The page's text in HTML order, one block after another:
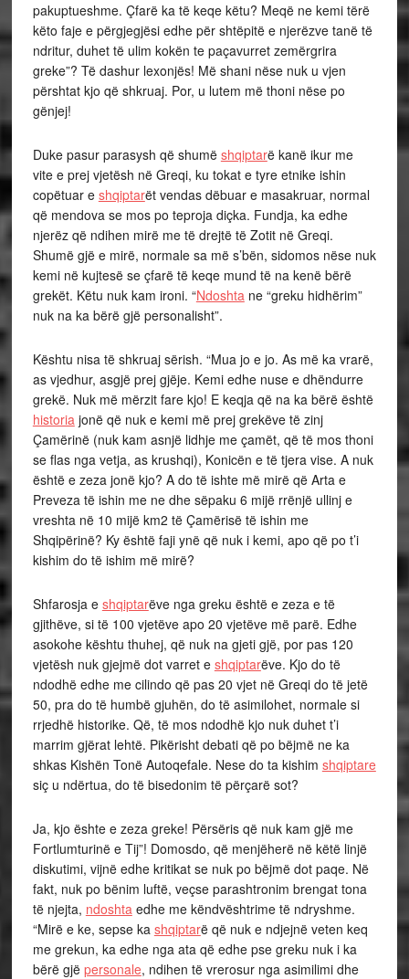
pakuptueshme. Çfarë ka të keqe këtu? Meqë ne kemi tërë
këto faje e përgjegjësi edhe për shtëpitë e njerëzve tanë të
ndritur, duhet të ulim kokën te paçavurret zemërgrira
greke”? Të dashur lexonjës! Më shani nëse nuk u vjen
përshtat kjo që shkruaj. Por, u lutem më thoni nëse po
gënjej!
Duke pasur parasysh që shumë shqiptarë kanë ikur me
vite e prej vjetësh në Greqi, ku tokat e tyre etnike ishin
copëtuar e shqiptarët vendas dëbuar e masakruar, normal
që mendova se mos po teproja diçka. Fundja, ka edhe
njerëz që ndihen mirë me të drejtë të Zotit në Greqi.
Shumë gjë e mirë, normale sa më s’bën, sidomos nëse nuk
kemi në kujtesë se çfarë të keqe mund të na kenë bërë
grekët. Këtu nuk kam ironi. “Ndoshtane “greku hidhërim”
nuk na ka bërë gjë personalisht”.
Kështu nisa të shkruaj sërish. “Mua jo e jo. As më ka vrarë,
as vjedhur, asgjë prej gjëje. Kemi edhe nuse e dhëndurre
grekë. Nuk më mërzit fare kjo! E keqja që na ka bërë është
historiajonë që nuk e kemi më prej grekëve të zinj
Çamërinë (nuk kam asnjë lidhje me çamët, që të mos thoni
se flas nga vetja, as krushqi), Konicën e të tjera vise. A nuk
është e zeza jonë kjo? A do të ishte më mirë që Arta e
Preveza të ishin me ne dhe sëpaku 6 mijë rrënjë ullinj e
vreshta në 10 mijë km2 të Çamërisë të ishin me
Shqipërinë? Ky është faji ynë që nuk i kemi, apo që po t’i
kishim do të ishim më mirë?
Shfarosja e shqiptarëve nga greku është e zeza e të
gjithëve, si të 100 vjetëve apo 20 vjetëve më parë. Edhe
asokohe kështu thuhej, që nuk na gjeti gjë, por pas 120
vjetësh nuk gjejmë dot varret e shqiptarëve. Kjo do të
ndodhë edhe me cilindo që pas 20 vjet në Greqi do të jetë
50, pra do të humbë gjuhën, do të asimilohet, normale si
rrjedhë historike. Që, të mos ndodhë kjo nuk duhet t’i
marrim gjërat lehtë. Pikërisht debati që po bëjmë ne ka
shkas Kishën Tonë Autoqefale. Nese do ta kishim shqiptare
siç u ndërtua, do të bisedonim të përçarë sot?
Ja, kjo ështe e zeza greke! Përsëris që nuk kam gjë me
Fortlumturinë e Tij”! Domosdo, që menjëherë në këtë linjë
diskutimi, vijnë edhe kritikat se nuk po bëjmë dot paqe. Në
fakt, nuk po bënim luftë, veçse parashtronim brengat tona
të njejta, ndoshtaedhe me këndvështrime të ndryshme.
“Mirë e ke, sepse ka shqiptarë që nuk e ndjejnë veten keq
me grekun, ka edhe nga ata që edhe pse greku nuk i ka
bërë gjë personale, ndihen të vrerosur nga asimilimi dhe